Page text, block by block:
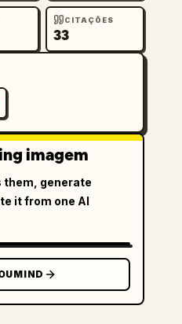
CITAÇÕES
33
imagem
generate
it from one AI